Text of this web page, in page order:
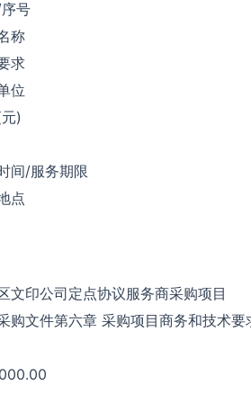
号
称
求
位
)
间/服务期限
点
文印公司定点协议服务商采购项目
购文件第六章 采购项目商务和技术要